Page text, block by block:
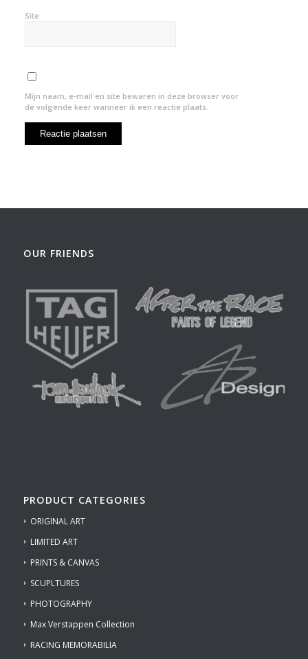
Site
Mijn naam, e-mail en site bewaren in deze browser voor
de volgende keer wanneer ik een reactie plaats.
OUR FRIENDS
PRODUCT CATEGORIES
ORIGINAL ART
LIMITED ART
PRINTS & CANVAS
SCUPLTURES
PHOTOGRAPHY
Max Verstappen Collection
RACING MEMORABILIA